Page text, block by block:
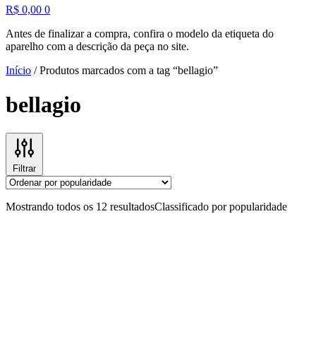
R$ 0,00 0
Antes de finalizar a compra, confira o modelo da etiqueta do
aparelho com a descrição da peça no site.
Início /Produtos marcados com a tag “bellagio”
bellagio
Filtrar
Mostrando todos os 12 resultadosClassificado por popularidade